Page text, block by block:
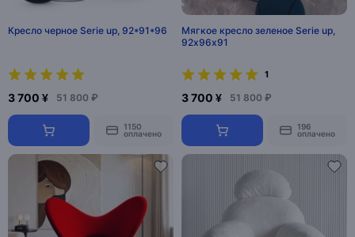
Кресло черное Serie up, 92*91*96
3 700 ¥ 51 800 ₽
1150
оплачено
Мягкое кресло зеленое Serie up,
92х96х91
1
3 700 ¥ 51 800 ₽
196
оплачено